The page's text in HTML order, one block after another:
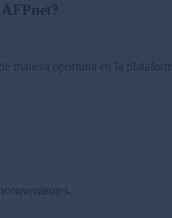
manera oportuna en la